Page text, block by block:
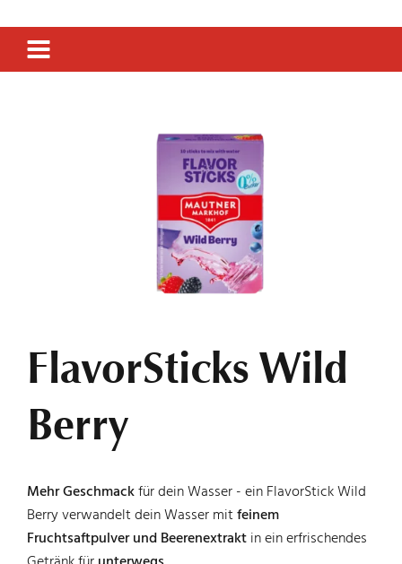
FEINKOST
UNTERNEHMEN
FlavorSticks Wild
Berry
Mehr Geschmackfür dein Wasser - ein FlavorStick Wild
Berry verwandelt dein Wasser mitfeinem
Fruchtsaftpulver und Beerenextraktin ein erfrischendes